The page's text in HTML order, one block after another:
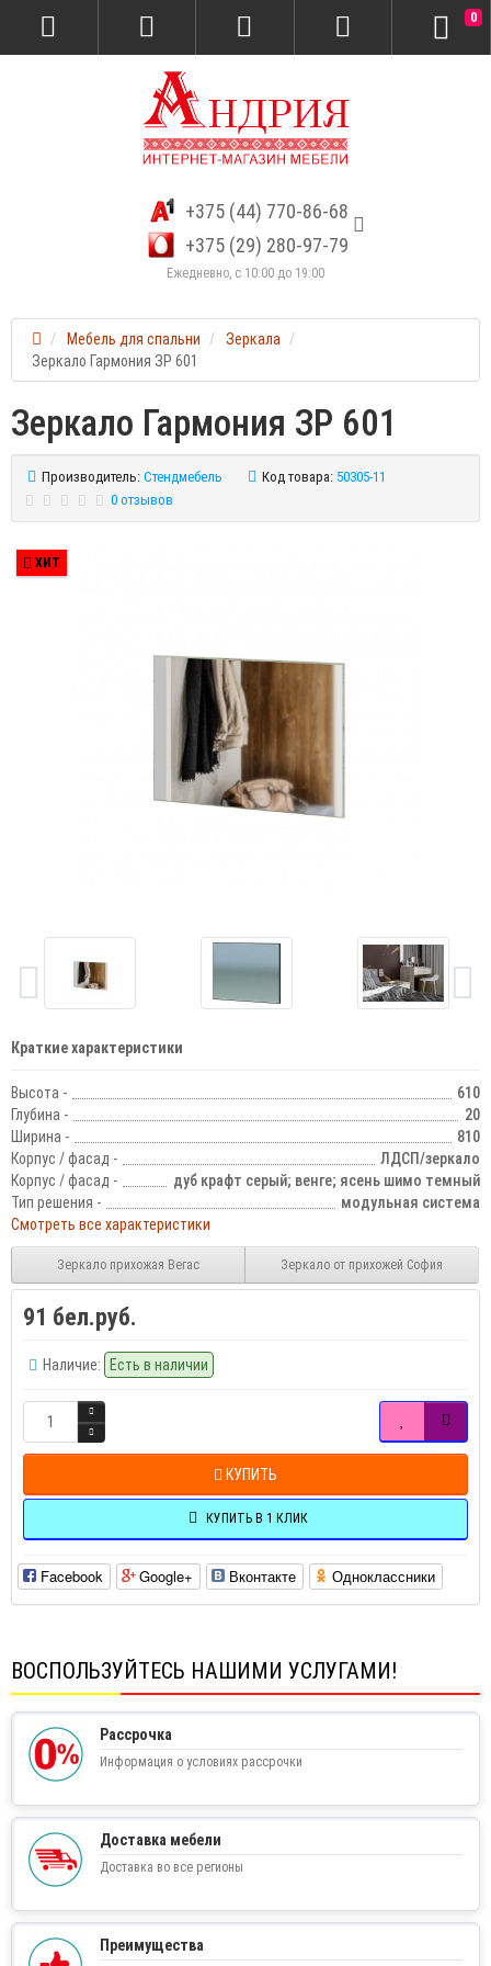
+375 (44) 770-86-68
+375 (29) 280-97-79
Ежедневно, с 10:00 до 19:00
0
Мебель для спальни
Зеркала
Зеркало Гармония ЗР 601
Зеркало Гармония ЗР 601
Производитель: Стендмебель Код товара: 50305-11
0 отзывов
ХИТ
Краткие характеристики
Высота -
610
Глубина -
20
Ширина -
810
Корпус / фасад -
ЛДСП/зеркало
Корпус / фасад -
дуб крафт серый; венге; ясень шимо темный
Тип решения -
модульная система
Смотреть все характеристики
Зеркало прихожая Вегас Зеркало от прихожей София
91 бел.руб.
Наличие: Есть в наличии
КУПИТЬ
КУПИТЬ В 1 КЛИК
Facebook Google+ Вконтакте Одноклассники
ВОСПОЛЬЗУЙТЕСЬ НАШИМИ УСЛУГАМИ!
Рассрочка
Информация о условиях рассрочки
Доставка мебели
Доставка во все регионы
Преимущества